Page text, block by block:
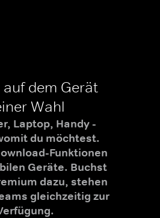
auf dem Gerät
Wahl
Laptop, Handy -
du möchtest.
Funktionen
Geräte. Buchst
dazu, stehen
gleichzeitig zur